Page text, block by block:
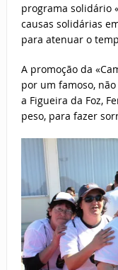
programa solidário
causas solidárias
para atenuar o
A promoção da
por um famoso,
a Figueira da Foz,
peso, para fazer